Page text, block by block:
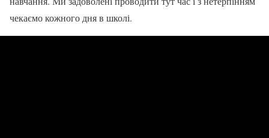
чекаємо кожного дня в школі.